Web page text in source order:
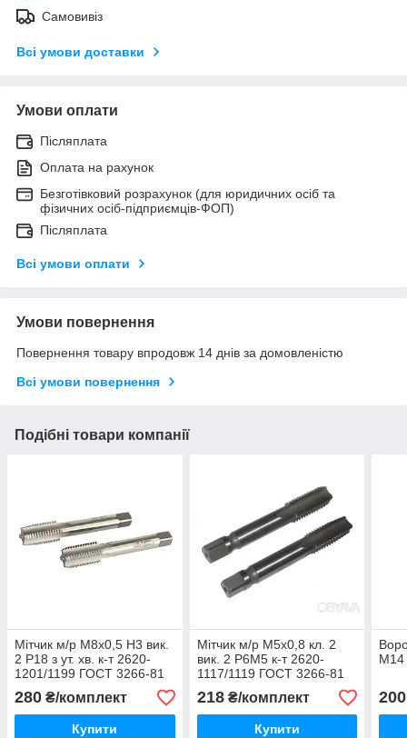
Самовивіз
Всі умови доставки
Умови оплати
Післяплата
Оплата на рахунок
Безготівковий розрахунок (для юридичних осіб та
фізичних осіб-підприємців-ФОП)
Післяплата
Всі умови оплати
Умови повернення
Повернення товару впродовж 14 днів за домовленістю
Всі умови повернення
Подібні товари компанії
Мітчик м/р М8х0,5 Н3 вик.
2 Р18 з ут. хв. к-т 2620-
1201/1199 ГОСТ 3266-81
(вн./зав.)
280 ₴/комплект
Купити
Мітчик м/р М5х0,8 кл. 2
вик. 2 Р6М5 к-т 2620-
1117/1119 ГОСТ 3266-81
(ЛІЗ)
218₴/комплект
Купити
М14
200